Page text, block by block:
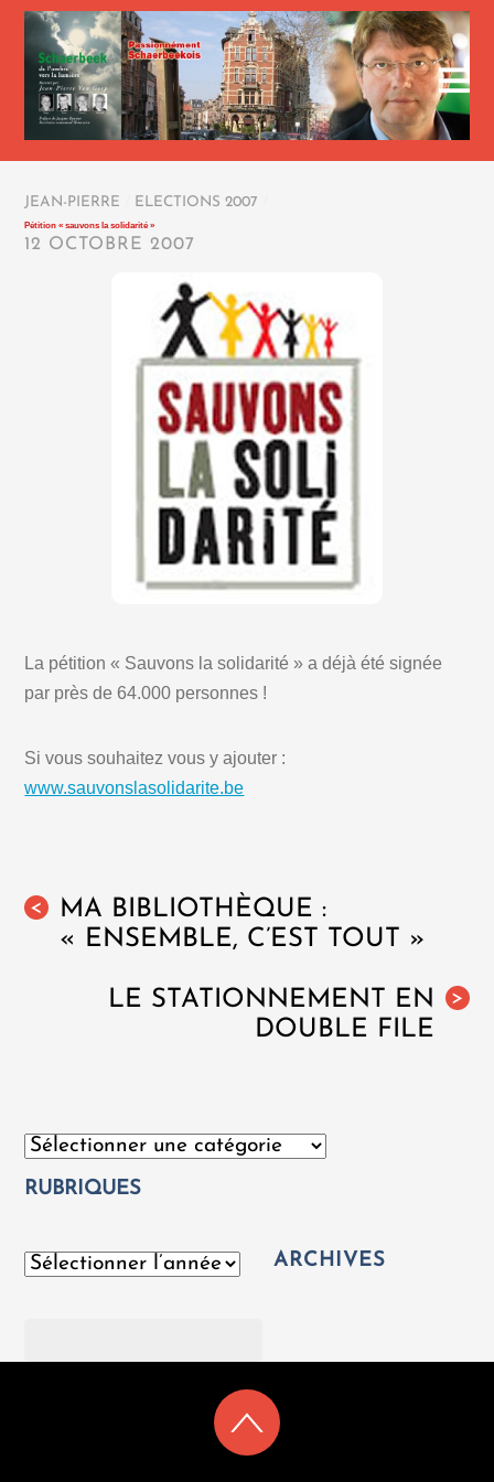
JEAN-PIERRE ELECTIONS 2007
Pétition « sauvons la solidarité »
12 OCTOBRE 2007
La pétition « Sauvons la solidarité » a déjà été signée
par près de 64.000 personnes !
Si vous souhaitez vous y ajouter :
www.sauvonslasolidarite.be
<
MA BIBLIOTHÈQUE :
« ENSEMBLE, C’EST TOUT »
>
LE STATIONNEMENT EN
DOUBLE FILE
Catégories
RUBRIQUES
Archives ARCHIVES